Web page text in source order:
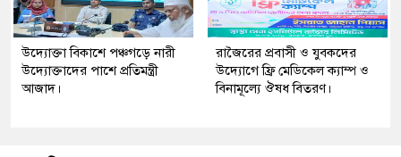
উদ্যোক্তা বিকাশে পঞ্চগড়ে নারী
উদ্যোক্তাদের পাশে প্রতিমন্ত্রী
আজাদ।
রাজৈরের‌ প্রবাসী ও যুবকদের
উদ্যোগে ফ্রি মেডিকেল ক্যাম্প ও
বিনামূল্যে ঔষধ বিতরণ।